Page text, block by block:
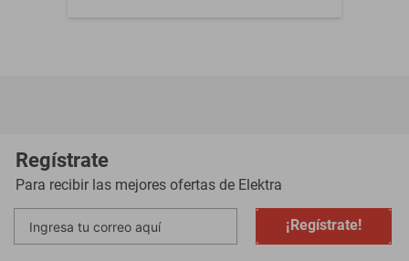
Regístrate
Para recibir las mejores ofertas de Elektra
¡Regístrate!